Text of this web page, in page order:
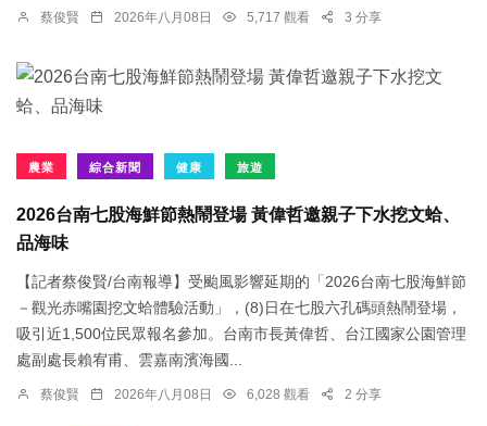
蔡俊賢 2026年八月08日 5,717 觀看 3 分享
農業 綜合新聞 健康 旅遊
2026台南七股海鮮節熱鬧登場 黃偉哲邀親子下水挖文蛤、
品海味
【記者蔡俊賢/台南報導】受颱風影響延期的「2026台南七股海鮮節
－觀光赤嘴園挖文蛤體驗活動」，(8)日在七股六孔碼頭熱鬧登場，
吸引近1,500位民眾報名參加。台南市長黃偉哲、台江國家公園管理
處副處長賴宥甫、雲嘉南濱海國...
蔡俊賢 2026年八月08日 6,028 觀看 2 分享